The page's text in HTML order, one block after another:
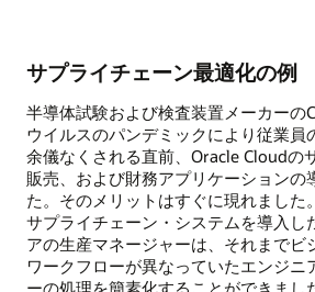
サプライチェーン最適化の例
半導体試験および検査装置メーカーの
ウイルスのパンデミックにより従業員
余儀なくされる直前、Oracle Cloudの
販売、および財務アプリケーションの
た。そのメリットはすぐに現れました
サプライチェーン・システムを導入し
アの生産マネージャーは、それまでビ
ワークフローが異なっていたエンジニ
ーの処理を簡素化することができまし